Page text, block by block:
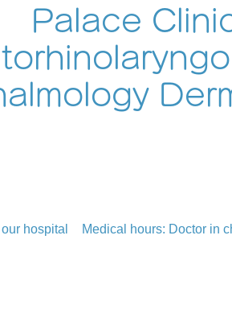
Palace
hospital Medical hours: Doctor in